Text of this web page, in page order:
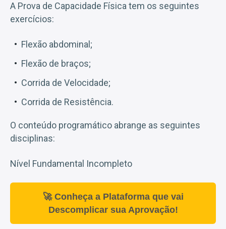
A Prova de Capacidade Física tem os seguintes
exercícios:
Flexão abdominal;
Flexão de braços;
Corrida de Velocidade;
Corrida de Resistência.
O conteúdo programático abrange as seguintes
disciplinas:
Nível Fundamental Incompleto
🚀 Conheça a Plataforma que vai
Descomplicar sua Aprovação!